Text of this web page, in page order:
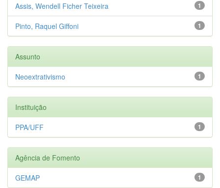
1
Assis, Wendell Ficher Teixeira
1
Pinto, Raquel Giffoni
Assunto
1
Neoextrativismo
Instituição
1
PPA/UFF
Agência de Fomento
1
GEMAP